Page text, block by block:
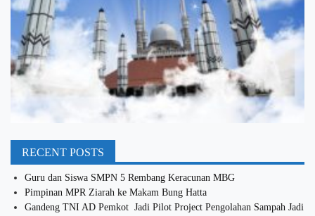
RECENT POSTS
Guru dan Siswa SMPN 5 Rembang Keracunan MBG
Pimpinan MPR Ziarah ke Makam Bung Hatta
Gandeng TNI AD Pemkot Jadi Pilot Project Pengolahan Sampah Jadi